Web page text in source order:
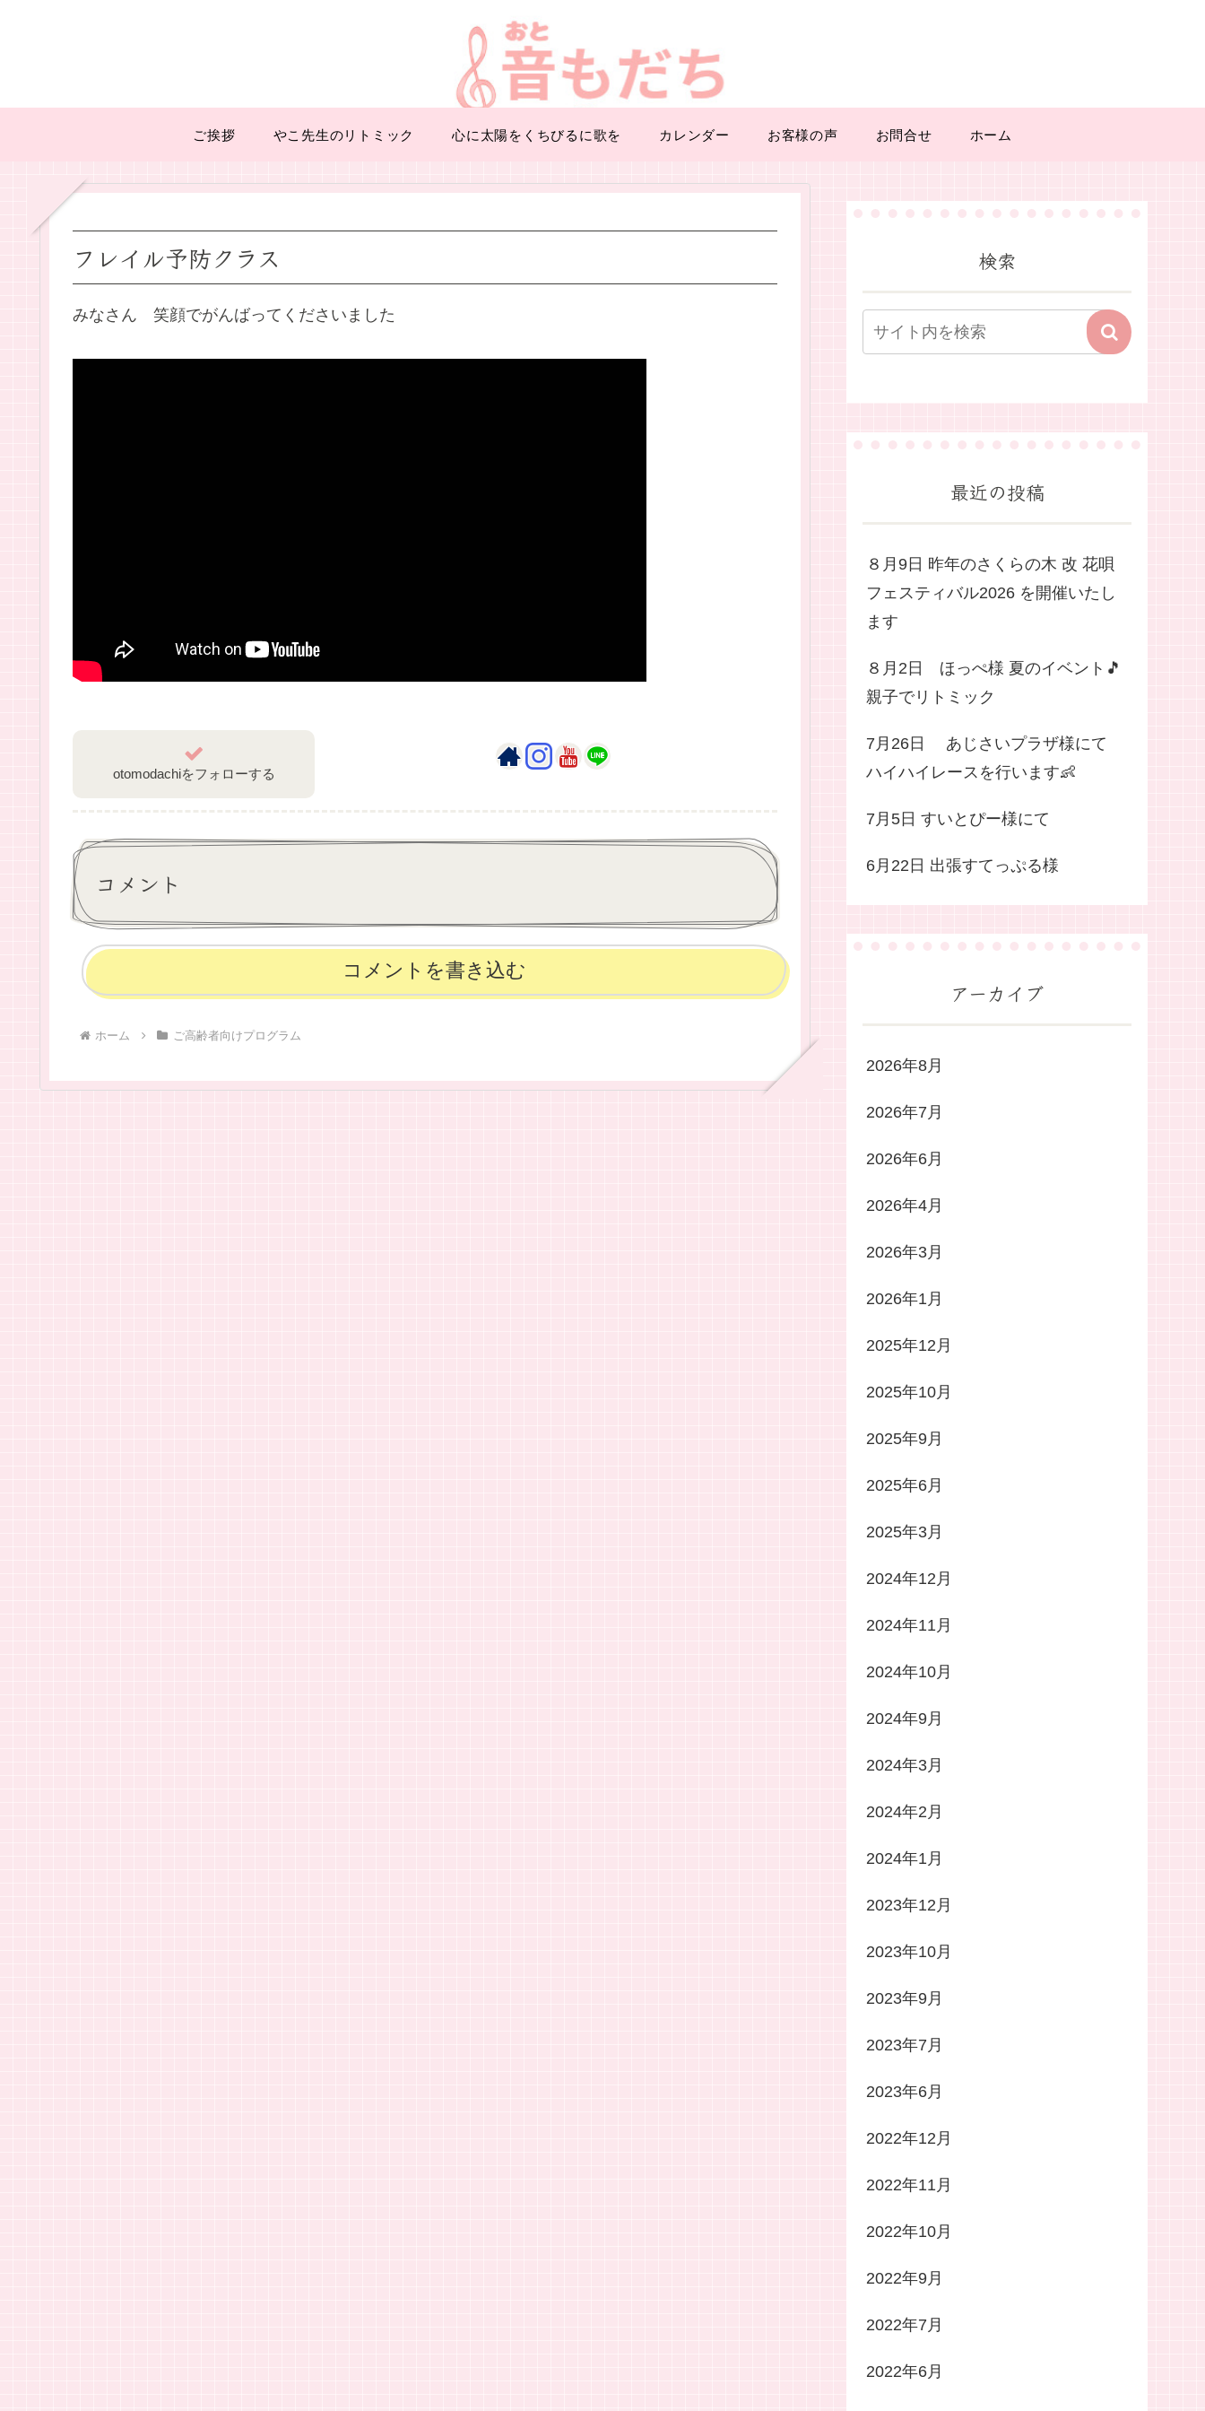
ご挨拶 やこ先生のリトミック 心に太陽をくちびるに歌を カレンダー お客様の声 お問合せ ホーム
フレイル予防クラス
みなさん 笑顔でがんばってくださいました
otomodachiをフォローする
コメント
コメントを書き込む
ホーム ご高齢者向けプログラム
検索
最近の投稿
８月9日 昨年のさくらの木 改 花唄
フェスティバル2026 を開催いたし
ます
８月2日 ほっぺ様 夏のイベント🎵
親子でリトミック
7月26日 あじさいプラザ様にて
ハイハイレースを行います👶
7月5日 すいとぴー様にて
6月22日 出張すてっぷる様
アーカイブ
2026年8月
2026年7月
2026年6月
2026年4月
2026年3月
2026年1月
2025年12月
2025年10月
2025年9月
2025年6月
2025年3月
2024年12月
2024年11月
2024年10月
2024年9月
2024年3月
2024年2月
2024年1月
2023年12月
2023年10月
2023年9月
2023年7月
2023年6月
2022年12月
2022年11月
2022年10月
2022年9月
2022年7月
2022年6月